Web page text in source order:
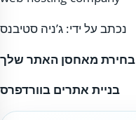
נכתב על ידי: ג’ניה סטיבנס
בחירת מאחסן האתר שלך
בניית אתרים בוורדפרס